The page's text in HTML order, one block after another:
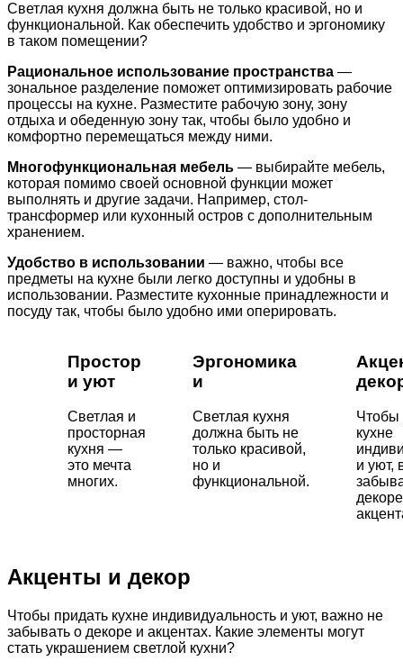
Светлая кухня должна быть не только красивой, но и
функциональной. Как обеспечить удобство и эргономику
в таком помещении?
Рациональное использование пространства —
зональное разделение поможет оптимизировать рабочие
процессы на кухне. Разместите рабочую зону, зону
отдыха и обеденную зону так, чтобы было удобно и
комфортно перемещаться между ними.
Многофункциональная мебель — выбирайте мебель,
которая помимо своей основной функции может
выполнять и другие задачи. Например, стол-
трансформер или кухонный остров с дополнительным
хранением.
Удобство в использовании — важно, чтобы все
предметы на кухне были легко доступны и удобны в
использовании. Разместите кухонные принадлежности и
посуду так, чтобы было удобно ими оперировать.
Простор
и уют
Светлая и
просторная
кухня —
это мечта
многих.
Эргономика
и
Светлая кухня
должна быть не
только красивой,
но и
функциональной.
Чтобы
кухне
и уют,
Акценты и декор
Чтобы придать кухне индивидуальность и уют, важно не
забывать о декоре и акцентах. Какие элементы могут
стать украшением светлой кухни?